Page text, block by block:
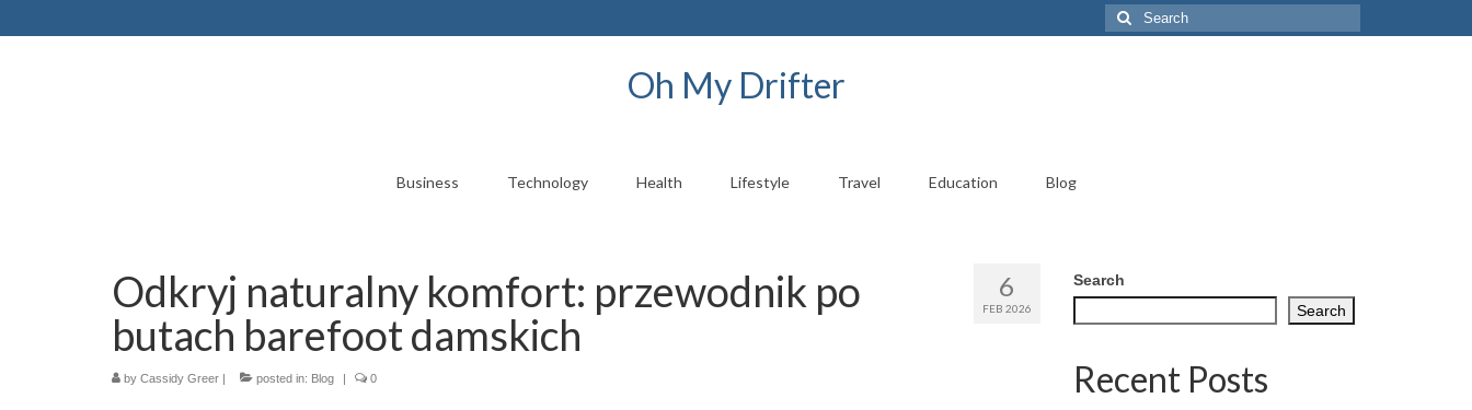
Search
for:
Oh My Drifter
Business Technology Health Lifestyle Travel Education Blog
6
FEB 2026
Odkryj naturalny komfort: przewodnik po
butach barefoot damskich
by Cassidy Greer | posted in: Blog | 0
Search
Search
Recent Posts